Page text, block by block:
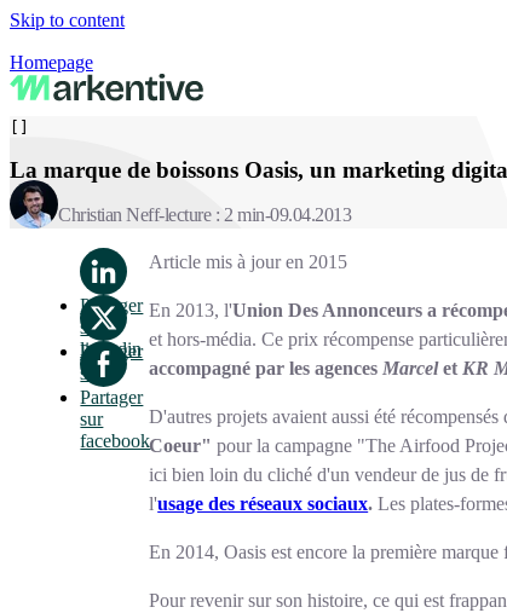
Skip to content
Homepage
La marque de boissons Oasis, un marketing
Christian Neff lecture : 2 min 09.04.2013
Partager
sur
linkedin
Partager
sur x
Partager
sur
facebook
Article mis à jour en 2015
En 2013, l'Union Des Annonceurs a
et hors-média. Ce prix récompense
accompagné par les agences Marcelet KR
D'autres projets avaient aussi été récompensés
Coeur" pour la campagne "The Airfood
ici bien loin du cliché d'un vendeur de jus de
l'usage des réseaux sociaux. Les plates-
En 2014, Oasis est encore la première
Pour revenir sur son histoire, ce qui est